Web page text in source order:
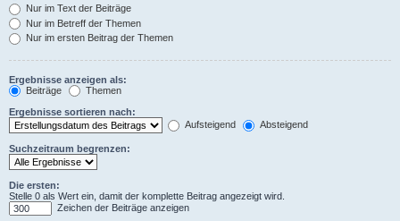
Nur im Text der Beiträge
Nur im Betreff der Themen
Nur im ersten Beitrag der Themen
Ergebnisse anzeigen als:
Beiträge
Themen
Ergebnisse sortieren nach:
Aufsteigend
Absteigend
Suchzeitraum begrenzen:
Die ersten:
Stelle 0 als Wert ein, damit der komplette Beitrag angezeigt wird.
Zeichen der Beiträge anzeigen